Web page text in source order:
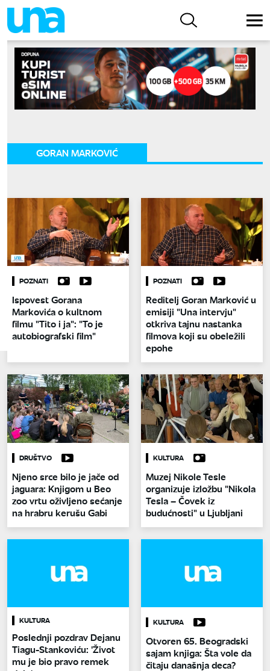
GORAN MARKOVIĆ
POZNATI
Ispovest Gorana
Markovića o kultnom
filmu "Tito i ja": "To je
autobiografski film"
POZNATI
Reditelj Goran Marković u
emisiji "Una intervju"
otkriva tajnu nastanka
filmova koji su obeležili
epohe
DRUŠTVO
Njeno srce bilo je jače od
jaguara: Knjigom u Beo
zoo vrtu oživljeno sećanje
na hrabru kerušu Gabi
KULTURA
Muzej Nikole Tesle
organizuje izložbu "Nikola
Tesla – Čovek iz
budućnosti" u Ljubljani
KULTURA
Poslednji pozdrav Dejanu
Tiagu-Stankoviću: 'Život
mu je bio pravo remek
KULTURA
Otvoren 65. Beogradski
sajam knjiga: Šta vole da
čitaju današnja deca?